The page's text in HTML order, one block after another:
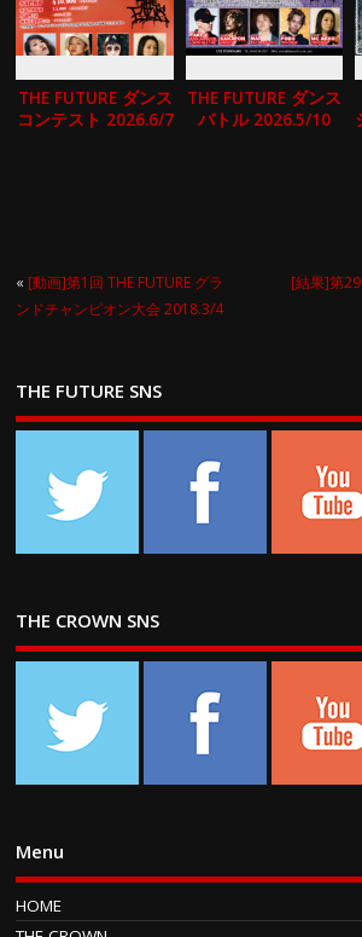
THE FUTURE ダンス
コンテスト 2026.6/7
THE FUTURE ダンス
バトル 2026.5/10
« [動画]第1回 THE FUTURE グラ
ンドチャンピオン大会 2018.3/4
[結果]第29
THE FUTURE SNS
THE CROWN SNS
Menu
HOME